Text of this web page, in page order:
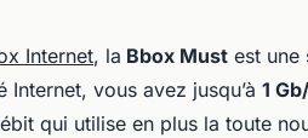
Internet, la Bbox Must est une
vous avez jusqu’à 1
qui utilise en plus la toute